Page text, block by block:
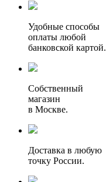
Удобные способы
оплаты любой
банковской картой.
Собственный
магазин
в Москве.
Доставка в любую
точку России.